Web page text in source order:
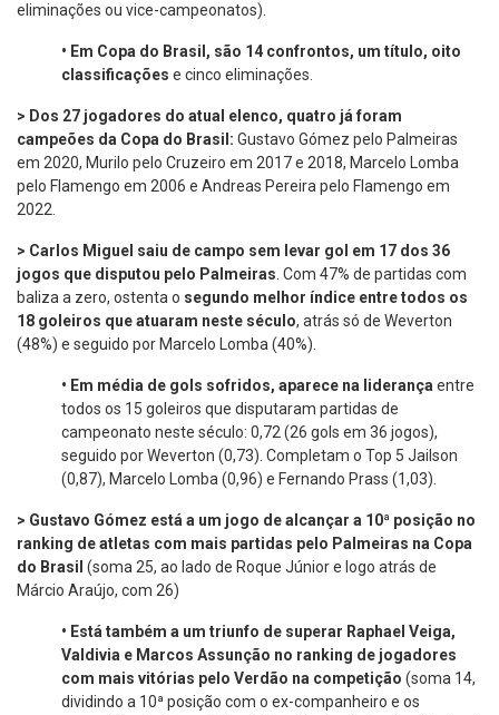
eliminações ou vice-campeonatos).
• Em Copa do Brasil, são 14 confrontos, um título, oito
classificações e cinco eliminações.
> Dos 27 jogadores do atual elenco, quatro já foram
campeões da Copa do Brasil: Gustavo Gómez pelo Palmeiras
em 2020, Murilo pelo Cruzeiro em 2017 e 2018, Marcelo Lomba
pelo Flamengo em 2006 e Andreas Pereira pelo Flamengo em
2022.
> Carlos Miguel saiu de campo sem levar gol em 17 dos 36
jogos que disputou pelo Palmeiras . Com 47% de partidas com
baliza a zero, ostenta o segundo melhor índice entre todos os
18 goleiros que atuaram neste século, atrás só de Weverton
(48%) e seguido por Marcelo Lomba (40%).
• Em média de gols sofridos, aparece na liderança entre
todos os 15 goleiros que disputaram partidas de
campeonato neste século: 0,72 (26 gols em 36 jogos),
seguido por Weverton (0,73). Completam o Top 5 Jailson
(0,87), Marcelo Lomba (0,96) e Fernando Prass (1,03).
> Gustavo Gómez está a um jogo de alcançar a 10ª posição no
ranking de atletas com mais partidas pelo Palmeiras na Copa
do Brasil (soma 25, ao lado de Roque Júnior e logo atrás de
Márcio Araújo, com 26)
• Está também a um triunfo de superar Raphael Veiga,
Valdivia e Marcos Assunção no ranking de jogadores
com mais vitórias pelo Verdão na competição (soma 14,
dividindo a 10ª posição com o ex-companheiro e os